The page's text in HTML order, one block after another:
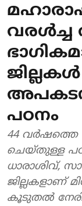
പഠനം
44 വർഷത്തെ
ചെയ്തുള്ള
ധാരാശിവ്,
ജില്ലകളാണ്
കൂടുതൽ